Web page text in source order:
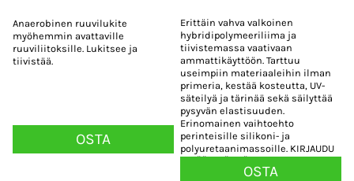
Anaerobinen ruuvilukite
myöhemmin avattaville
ruuviliitoksille. Lukitsee ja
tiivistää.
OSTA
Erittäin vahva valkoinen
hybridipolymeeriliima ja
tiivistemassa vaativaan
ammattikäyttöön. Tarttuu
useimpiin materiaaleihin ilman
primeria, kestää kosteutta, UV-
säteilyä ja tärinää sekä säilyttää
pysyvän elastisuuden.
Erinomainen vaihtoehto
perinteisille silikoni- ja
polyuretaanimassoille. KIRJAUDU
OSTA